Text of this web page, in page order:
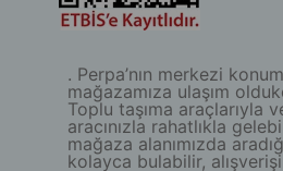
. Perpa’nın merkezi
mağazamıza ulaşım
Toplu taşıma araçlarıyla
aracınızla rahatlıkla
mağaza alanımızda
kolayca bulabilir,